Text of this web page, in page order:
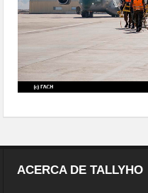
ACERCA DE TALLYHO